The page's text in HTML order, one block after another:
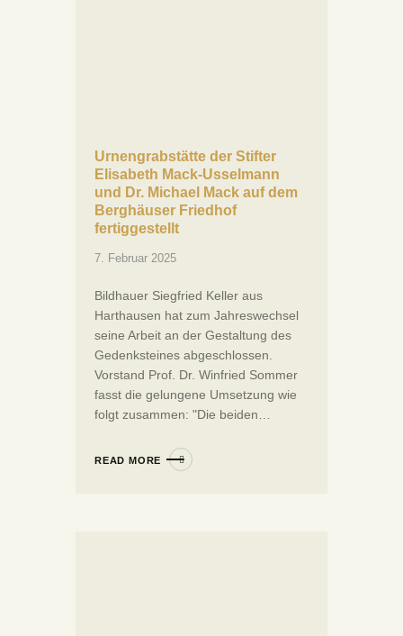
Urnengrabstätte der Stifter
Elisabeth Mack-Usselmann
und Dr. Michael Mack auf dem
Berghäuser Friedhof
fertiggestellt
7. Februar 2025
Bildhauer Siegfried Keller aus
Harthausen hat zum Jahreswechsel
seine Arbeit an der Gestaltung des
Gedenksteines abgeschlossen.
Vorstand Prof. Dr. Winfried Sommer
fasst die gelungene Umsetzung wie
folgt zusammen: "Die beiden…
READ MORE